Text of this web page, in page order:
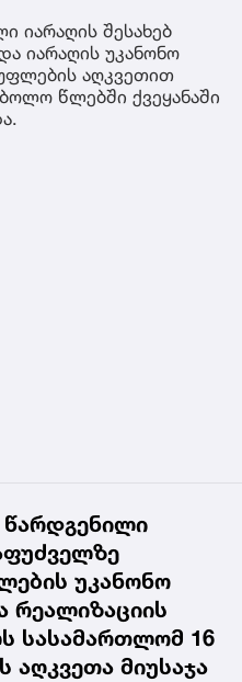
იარაღის შესახებ
იარაღის უკანონო
აღკვეთით
წლებში ქვეყანაში
უკანონო
რეალიზაციის
სასამართლომ 16
მიუსაჯა